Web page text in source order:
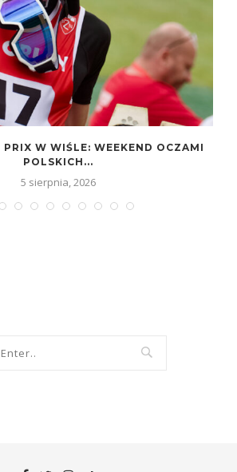
PRIX W WIŚLE: WEEKEND OCZAMI
POLSKICH...
5 sierpnia, 2026